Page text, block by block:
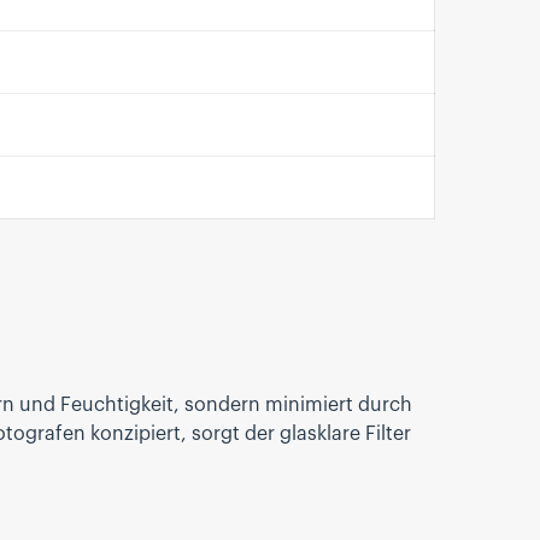
und Feuchtigkeit, sondern minimiert durch
konzipiert, sorgt der glasklare Filter